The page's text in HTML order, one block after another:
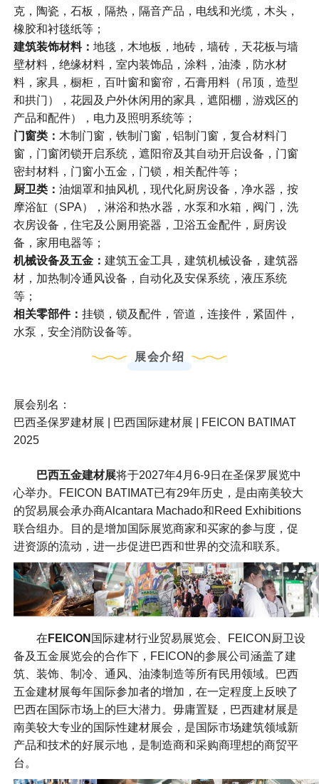
克，陶瓷，石板，隔热，隔音产品，电线和光缆，木头，
橡胶和衬毯纸等；
建筑装饰材料： 地毯，木地板，地砖，墙砖，天花板与墙
壁材料，绝缘材料，室内装饰品，涂料，油漆，防水材
料，家具，橱柜，百叶窗和窗帘，石膏用料（吊顶，造型
和拱门），花园及户外休闲用的家具，遮阳棚，游戏区的
产品和配件），电力及照明系统等；
门窗类： 木制门窗，铁制门窗，铝制门窗，复合材料门
窗，门窗闭锁开启系统，遮阳帘及其自动开启设备，门窗
密封材料，门窗小五金，门锁，相关配件等；
厨卫类： 油烟罩和抽风机，现代化厨房设备，净水器，按
摩浴缸（SPA），淋浴和热水器，水泵和水箱，阀门，洗
衣房设备，住宅及公厕用瓷器，卫浴五金配件，厨房设
备，家用电器等；
机械设备及五金： 建筑五金工具，建筑机械设备，建筑器
材，加热制冷通风设备，自动化及安保系统，液压系统
等；
相关零部件： 挂锁，锁及配件，管道，连接件，紧固件，
水泵，安全消防设备等。
展会介绍
展会别名：
巴西圣保罗建材展 | 巴西国际建材展 | FEICON BATIMAT
2025
巴西五金建材展将于2027年4月6-9日在圣保罗展览中
心举办。FEICON BATIMAT已有29年历史，是由南美较大
的贸易展会承办商Alcantara Machado和Reed Exhibitions
联合组办。目的是增加国际展览商家和买家的参与度，促
进资源的流动，进一步促进巴西和世界的交流和联系。
在 FEICON 国际建材行业贸易展览会、FEICON厨卫设
备及五金展览会的合作下，FEICON的参展公司涵盖了建
筑、装饰、制冷、通风、油漆制造等所有民用领域。巴西
五金建材展每年国际参加者的增加，在一定程度上反映了
巴西在国际市场上的巨大潜力。毋庸置疑，巴西建材展是
南美较大专业的国际性建材展会，是国际市场建筑领域新
产品和技术的好展示地，是制造商和采购商理想的商贸平
台。